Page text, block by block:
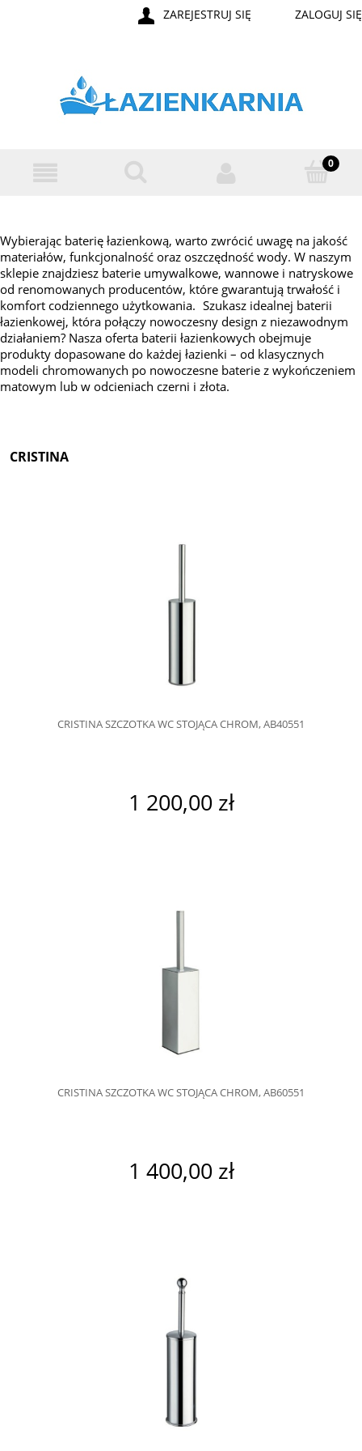
ZAREJESTRUJ SIĘ ZALOGUJ SIĘ
Wybierając baterię łazienkową, warto zwrócić uwagę na jakość
materiałów, funkcjonalność oraz oszczędność wody. W naszym
sklepie znajdziesz baterie umywalkowe, wannowe i natryskowe
od renomowanych producentów, które gwarantują trwałość i
komfort codziennego użytkowania. Szukasz idealnej baterii
łazienkowej, która połączy nowoczesny design z niezawodnym
działaniem? Nasza oferta baterii łazienkowych obejmuje
produkty dopasowane do każdej łazienki – od klasycznych
modeli chromowanych po nowoczesne baterie z wykończeniem
matowym lub w odcieniach czerni i złota.
CRISTINA
CRISTINA SZCZOTKA WC STOJĄCA CHROM, AB40551
1 200,00 zł
CRISTINA SZCZOTKA WC STOJĄCA CHROM, AB60551
1 400,00 zł